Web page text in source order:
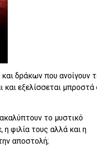
δράκων που ανοίγουν
και εξελίσσεται μπροστά
το μυστικό
φιλία τους αλλά και η
αποστολή;